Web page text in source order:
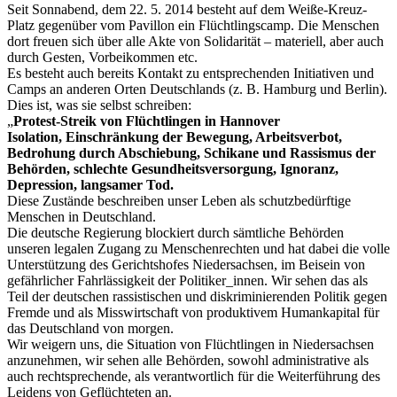
Seit Sonnabend, dem 22. 5. 2014 besteht auf dem Weiße-Kreuz-
Platz gegenüber vom Pavillon ein Flüchtlingscamp. Die Menschen
dort freuen sich über alle Akte von Solidarität – materiell, aber auch
durch Gesten, Vorbeikommen etc.
Es besteht auch bereits Kontakt zu entsprechenden Initiativen und
Camps an anderen Orten Deutschlands (z. B. Hamburg und Berlin).
Dies ist, was sie selbst schreiben:
„Protest-Streik von Flüchtlingen in Hannover
Isolation, Einschränkung der Bewegung, Arbeitsverbot,
Bedrohung durch Abschiebung, Schikane und Rassismus der
Behörden, schlechte Gesundheitsversorgung, Ignoranz,
Depression, langsamer Tod.
Diese Zustände beschreiben unser Leben als schutzbedürftige
Menschen in Deutschland.
Die deutsche Regierung blockiert durch sämtliche Behörden
unseren legalen Zugang zu Menschenrechten und hat dabei die volle
Unterstützung des Gerichtshofes Niedersachsen, im Beisein von
gefährlicher Fahrlässigkeit der Politiker_innen. Wir sehen das als
Teil der deutschen rassistischen und diskriminierenden Politik gegen
Fremde und als Misswirtschaft von produktivem Humankapital für
das Deutschland von morgen.
Wir weigern uns, die Situation von Flüchtlingen in Niedersachsen
anzunehmen, wir sehen alle Behörden, sowohl administrative als
auch rechtsprechende, als verantwortlich für die Weiterführung des
Leidens von Geflüchteten an.